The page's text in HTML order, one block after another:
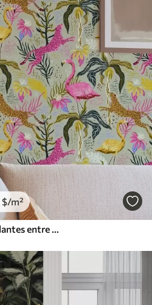
$/m²
Flamencos y leopardos brillantes entre plantas tropicales